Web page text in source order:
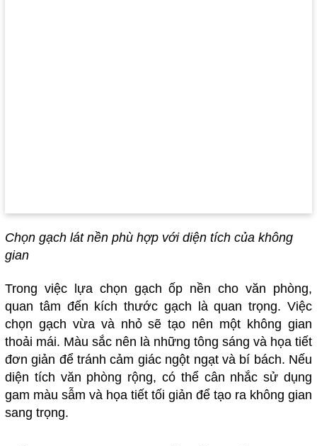
Chọn gạch lát nền phù hợp với diện tích của không
gian
Trong việc lựa chọn gạch ốp nền cho văn phòng,
quan tâm đến kích thước gạch là quan trọng. Việc
chọn gạch vừa và nhỏ sẽ tạo nên một không gian
thoải mái. Màu sắc nên là những tông sáng và họa tiết
đơn giản để tránh cảm giác ngột ngạt và bí bách. Nếu
diện tích văn phòng rộng, có thể cân nhắc sử dụng
gam màu sẫm và họa tiết tối giản để tạo ra không gian
sang trọng.